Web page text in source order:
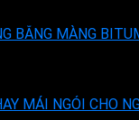
BẰNG MÀNG
MÁI NGÓI CHO